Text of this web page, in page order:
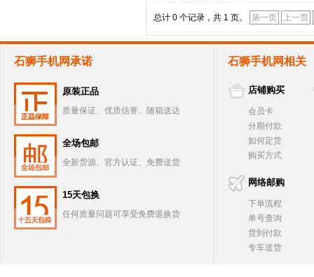
总计 0 个记录，共 1 页。 第一页 上一页
石狮手机网承诺
原装正品
质量保证、优质信誉、随箱送达
全场包邮
全新货源、官方认证、免费送货
15天包换
任何质量问题可享受免费退换货
石狮手机网相关
店铺购买
会员卡
分期付款
如何定货
购买方式
网络邮购
下单流程
单号查询
货到付款
专车送货